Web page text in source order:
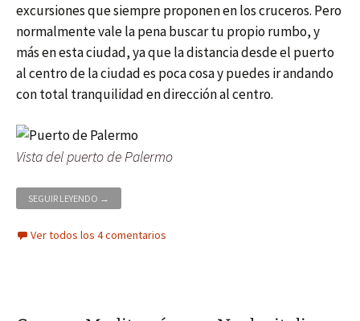
excursiones que siempre proponen en los cruceros. Pero
normalmente vale la pena buscar tu propio rumbo, y
más en esta ciudad, ya que la distancia desde el puerto
al centro de la ciudad es poca cosa y puedes ir andando
con total tranquilidad en dirección al centro.
Vista del puerto de Palermo
SEGUIR LEYENDO CRUCERO MEDITERRÁNEO – PASEO POR EL MERCATO DI CAPO
→
Ver todos los 4 comentarios